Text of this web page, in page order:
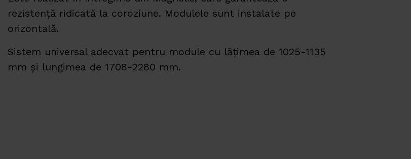
rezistență ridicată la coroziune. Modulele sunt instalate pe
orizontală.
Sistem universal adecvat pentru module cu lățimea de 1025-1135
mm și lungimea de 1708-2280 mm.